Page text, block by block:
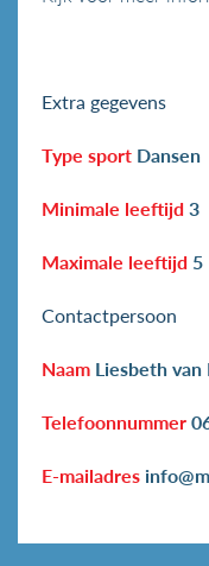
Extra gegevens
Type sport Dansen
Minimale leeftijd 3
Maximale leeftijd 5
Contactpersoon
Naam Liesbeth van
Telefoonnummer
E-mailadres